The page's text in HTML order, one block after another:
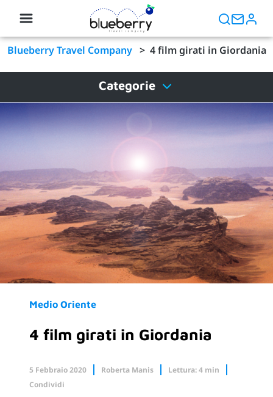
Blueberry Travel Company> 4 film girati in Giordania
Categorie
Medio Oriente
4 film girati in Giordania
5 Febbraio 2020 Roberta Manis
Lettura: 4 min
Condividi